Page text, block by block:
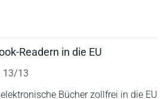
Readern in die EU
13/13
Bücher zollfrei in die EU